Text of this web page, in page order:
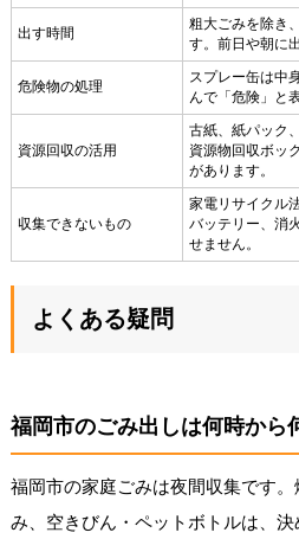
出す時間
粗大ごみを除き
す。前日や朝に
危険物の処理
スプレー缶は中
んで「危険」と
資源回収の活用
古紙、紙パック
資源物回収ボッ
があります。
収集できないもの
家電リサイクル
バッテリー、消
せません。
よくある疑問
福岡市のごみ出しは何時から
福岡市の家庭ごみは夜間収集です
み、空きびん・ペットボトルは、